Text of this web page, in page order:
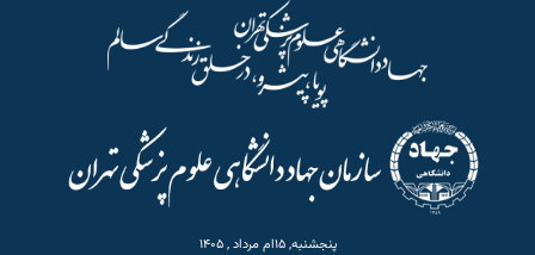
پنجشنبه, ۱۵ام مرداد , ۱۴۰۵